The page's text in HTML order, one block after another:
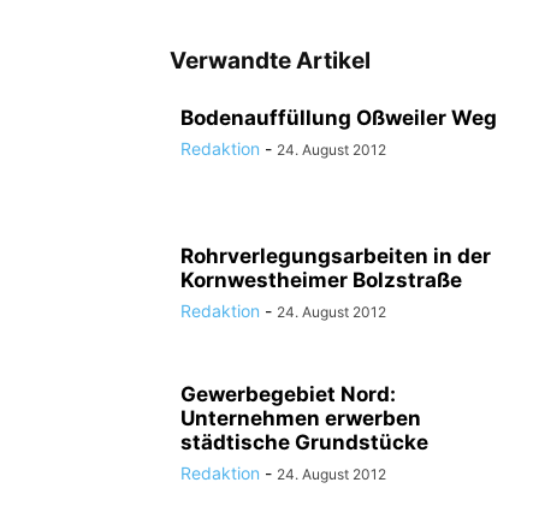
Verwandte Artikel
Bodenauffüllung Oßweiler Weg
Redaktion - 24. August 2012
Rohrverlegungsarbeiten in der
Kornwestheimer Bolzstraße
Redaktion - 24. August 2012
Gewerbegebiet Nord:
Unternehmen erwerben
städtische Grundstücke
Redaktion - 24. August 2012